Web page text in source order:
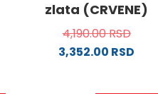
zlata (CRVENE)
4,190.00RSD
3,352.00 RSD